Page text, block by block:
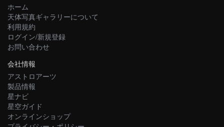
ホーム
天体写真ギャラリーについて
利用規約
ログイン/新規登録
お問い合わせ
会社情報
アストロアーツ
製品情報
星ナビ
星空ガイド
オンラインショップ